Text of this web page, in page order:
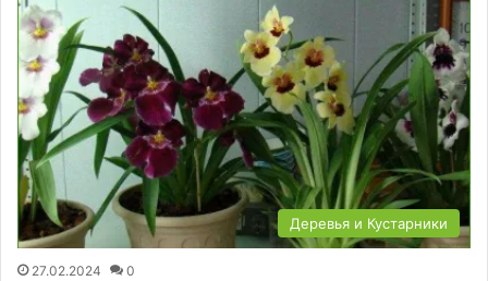
Деревья и Кустарники
27.02.2024 0